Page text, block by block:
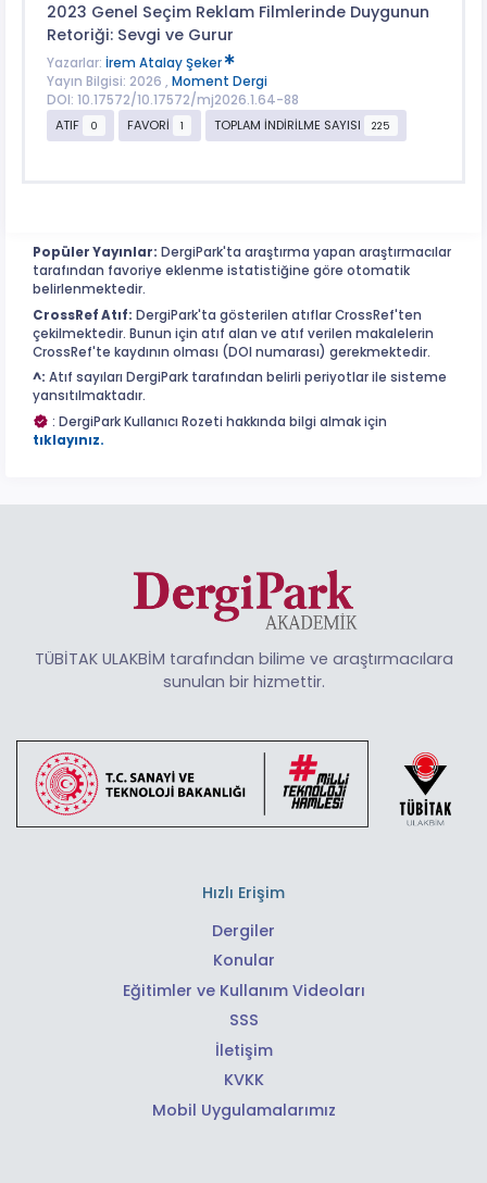
2023 Genel Seçim Reklam Filmlerinde Duygunun
Retoriği: Sevgi ve Gurur
Yazarlar: İrem Atalay Şeker
Yayın Bilgisi: 2026 , Moment Dergi
DOI: 10.17572/10.17572/mj2026.1.64-88
ATIF
0 FAVORİ 1 TOPLAM İNDİRİLME SAYISI 225
Popüler Yayınlar: DergiPark'ta araştırma yapan araştırmacılar
tarafından favoriye eklenme istatistiğine göre otomatik
belirlenmektedir.
CrossRef Atıf: DergiPark'ta gösterilen atıflar CrossRef'ten
çekilmektedir. Bunun için atıf alan ve atıf verilen makalelerin
CrossRef'te kaydının olması (DOI numarası) gerekmektedir.
^: Atıf sayıları DergiPark tarafından belirli periyotlar ile sisteme
yansıtılmaktadır.
: DergiPark Kullanıcı Rozeti hakkında bilgi almak için
tıklayınız.
TÜBİTAK ULAKBİM tarafından bilime ve araştırmacılara
sunulan bir hizmettir.
Hızlı Erişim
Dergiler
Konular
Eğitimler ve Kullanım Videoları
SSS
İletişim
KVKK
Mobil Uygulamalarımız